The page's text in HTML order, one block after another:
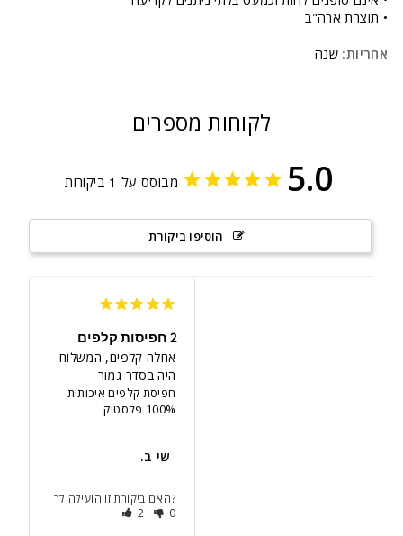
• תוצרת ארה"ב
אחריות: שנה
לקוחות מספרים
5.0 מבוסס על 1 ביקורות
הוסיפו ביקורת
2 חפיסות קלפים
היה בסדר גמור
חפיסת קלפים איכותית
100% פלסטיק
‫שי ב.
האם ביקורת זו הועילה לך?
2
0